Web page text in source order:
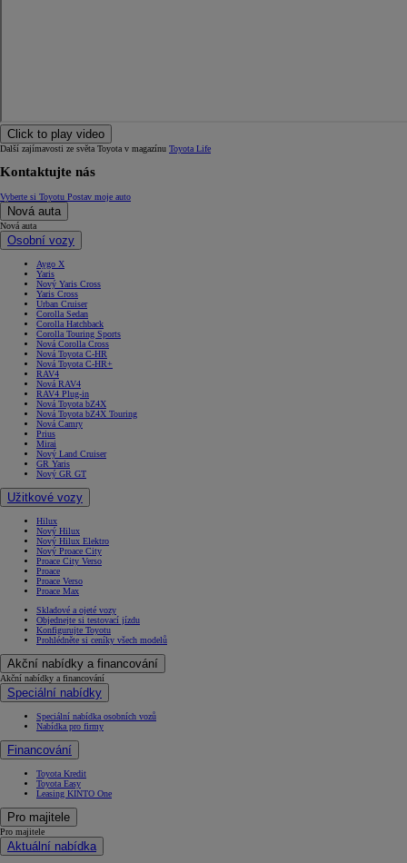
Click to play video
Další zajímavosti ze světa Toyota v magazínu Toyota Life
Kontaktujte nás
Vyberte si Toyotu Postav moje auto
Nová auta
Nová auta
Osobní vozy
Aygo X
Yaris
Nový Yaris Cross
Yaris Cross
Urban Cruiser
Corolla Sedan
Corolla Hatchback
Corolla Touring Sports
Nová Corolla Cross
Nová Toyota C-HR
Nová Toyota C-HR+
RAV4
Nová RAV4
RAV4 Plug-in
Nová Toyota bZ4X
Nová Toyota bZ4X Touring
Nová Camry
Prius
Mirai
Nový Land Cruiser
GR Yaris
Nový GR GT
Užitkové vozy
Hilux
Nový Hilux
Nový Hilux Elektro
Nový Proace City
Proace City Verso
Proace
Proace Verso
Proace Max
Skladové a ojeté vozy
Objednejte si testovací jízdu
Konfigurujte Toyotu
Prohlédněte si ceníky všech modelů
Akční nabídky a financování
Akční nabídky a financování
Speciální nabídky
Speciální nabídka osobních vozů
Nabídka pro firmy
Financování
Toyota Kredit
Toyota Easy
Leasing KINTO One
Pro majitele
Pro majitele
Aktuální nabídka